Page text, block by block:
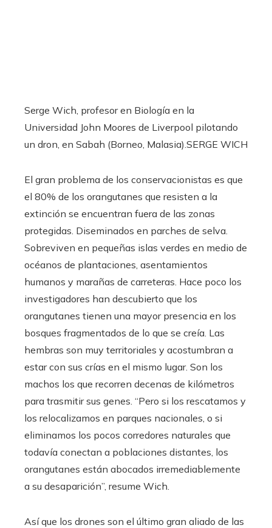
Serge Wich, profesor en Biología en la
Universidad John Moores de Liverpool pilotando
un dron, en Sabah (Borneo, Malasia). SERGE WICH
El gran problema de los conservacionistas es que
el 80% de los orangutanes que resisten a la
extinción se encuentran fuera de las zonas
protegidas. Diseminados en parches de selva.
Sobreviven en pequeñas islas verdes en medio de
océanos de plantaciones, asentamientos
humanos y marañas de carreteras. Hace poco los
investigadores han descubierto que los
orangutanes tienen una mayor presencia en los
bosques fragmentados de lo que se creía. Las
hembras son muy territoriales y acostumbran a
estar con sus crías en el mismo lugar. Son los
machos los que recorren decenas de kilómetros
para trasmitir sus genes. “Pero si los rescatamos y
los relocalizamos en parques nacionales, o si
eliminamos los pocos corredores naturales que
todavía conectan a poblaciones distantes, los
orangutanes están abocados irremediablemente
a su desaparición”, resume Wich.
Así que los drones son el último gran aliado de las